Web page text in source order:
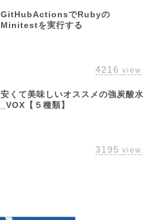
GitHubActionsでRubyの
Minitestを実行する
4216 view
安くて美味しいオススメの強炭酸水
_VOX【５種類】
3195 view